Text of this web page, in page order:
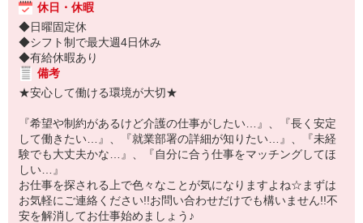
休日・休暇
◆日曜固定休
◆シフト制で最大週4日休み
◆有給休暇あり
備考
★安心して働ける環境が大切★
『希望や制約があるけど介護の仕事がしたい…』、『長く安定
して働きたい…』、『就業部署の詳細が知りたい…』、『未経
験でも大丈夫かな…』、『自分に合う仕事をマッチングしてほ
しい…』
お仕事を探される上で色々なことが気になりますよね☆まずは
お気軽にご連絡ください!!お問い合わせだけでも構いません!!不
安を解消してお仕事始めましょう♪